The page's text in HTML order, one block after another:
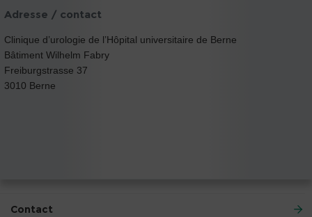
Adresse / contact
Clinique d’urologie de l’Hôpital universitaire de Berne
Bâtiment Wilhelm Fabry
Freiburgstrasse 37
3010 Berne
Contact